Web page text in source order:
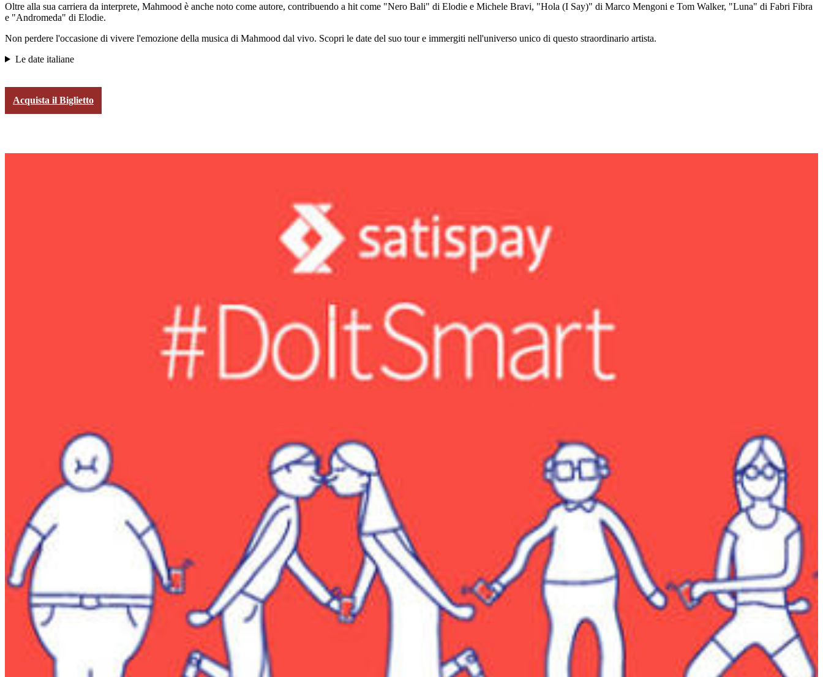
Oltre alla sua carriera da interprete, Mahmood è anche noto come autore, contribuendo a hit come "Nero Bali" di Elodie e Michele Bravi, "Hola (I Say)" di Marco Mengoni e Tom Walker, "Luna" di Fabri Fibra
e "Andromeda" di Elodie.
Non perdere l'occasione di vivere l'emozione della musica di Mahmood dal vivo. Scopri le date del suo tour e immergiti nell'universo unico di questo straordinario artista.
Le date italiane
Acquista il Biglietto